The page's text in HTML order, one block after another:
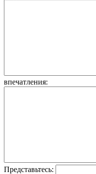
впечатления:
Представьтесь: